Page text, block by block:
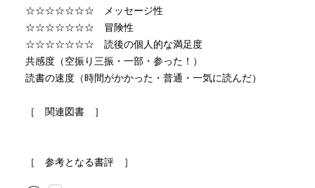
☆☆☆☆☆☆☆ メッセージ性
☆☆☆☆☆☆☆ 冒険性
☆☆☆☆☆☆☆ 読後の個人的な満足度
共感度（空振り三振・一部・参った！）
読書の速度（時間がかかった・普通・一気に読んだ）
［ 関連図書 ］
［ 参考となる書評 ］